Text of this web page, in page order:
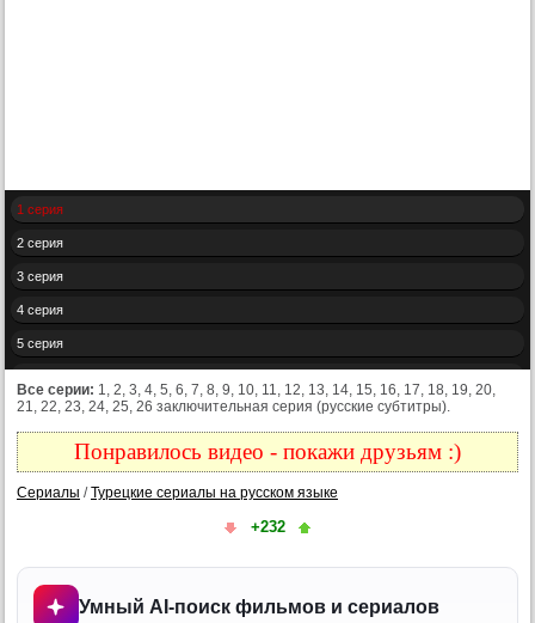
1 серия
2 серия
3 серия
4 серия
5 серия
7 серия
8 серия
9 серия
12 серия
13 серия
Все серии: 1, 2, 3, 4, 5, 6, 7, 8, 9, 10, 11, 12, 13, 14, 15, 16, 17, 18, 19, 20,
21, 22, 23, 24, 25, 26 заключительная серия (русские субтитры).
Понравилось видео - покажи друзьям :)
Сериалы /Турецкие сериалы на русском языке
+232
Умный AI-поиск фильмов и сериалов